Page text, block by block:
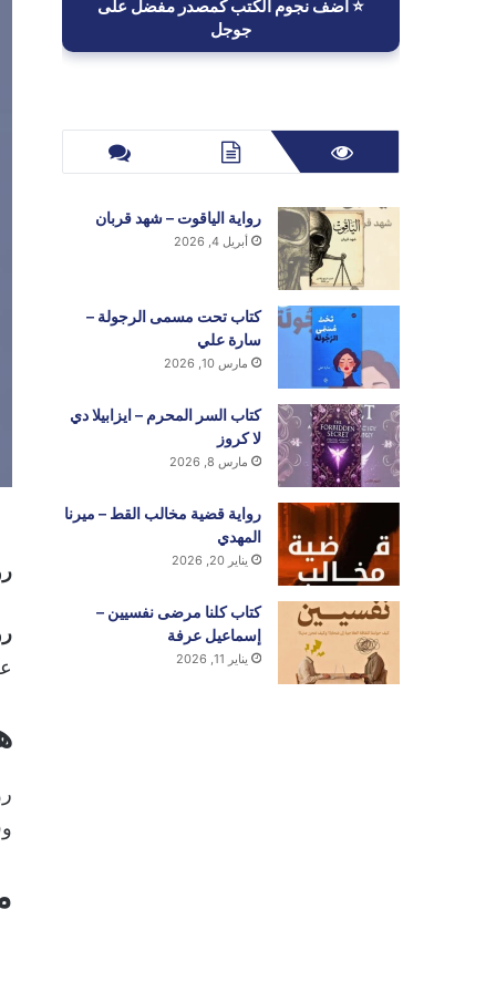
⭐ أضف نجوم الكتب كمصدر مفضل على
جوجل
رواية الياقوت – شهد قربان
أبريل 4, 2026
كتاب تحت مسمى الرجولة –
سارة علي
مارس 10, 2026
كتاب السر المحرم – ايزابيلا دي
لا كروز
مارس 8, 2026
رواية قضية مخالب القط – ميرنا
المهدي
يناير 20, 2026
كتاب كلنا مرضى نفسيين –
إسماعيل عرفة
يناير 11, 2026